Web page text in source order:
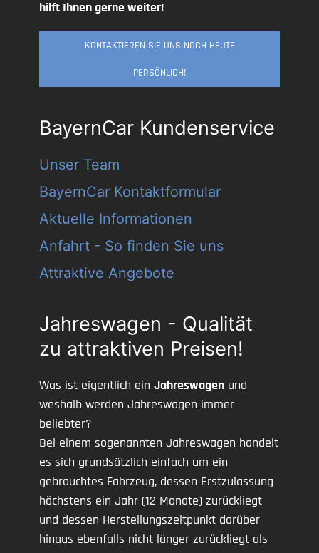
hilft Ihnen gerne weiter!
KONTAKTIEREN SIE UNS NOCH HEUTE
PERSÖNLICH!
BayernCar Kundenservice
Unser Team
BayernCar Kontaktformular
Aktuelle Informationen
Anfahrt - So finden Sie uns
Attraktive Angebote
Jahreswagen - Qualität
zu attraktiven Preisen!
Was ist eigentlich ein Jahreswagen und
weshalb werden Jahreswagen immer
beliebter?
Bei einem sogenannten Jahreswagen handelt
es sich grundsätzlich einfach um ein
gebrauchtes Fahrzeug, dessen Erstzulassung
höchstens ein Jahr (12 Monate) zurückliegt
und dessen Herstellungszeitpunkt darüber
hinaus ebenfalls nicht länger zurückliegt als